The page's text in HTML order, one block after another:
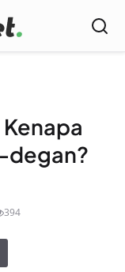
degan?
394